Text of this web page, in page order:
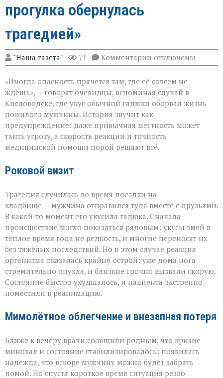
прогулка обернулась
трагедией»
"Наша газета" 71 Комментарии к
записи
укус:
как
обычная
прогулка
обернулась
трагедией»
отключены
«Иногда опасность прячется там, где её совсем не
ждёшь», — говорят очевидцы, вспоминая случай в
Кисловодске, где укус обычной гадюки оборвал жизнь
пожилого мужчины. История звучит как
предупреждение: даже привычная местность может
таить угрозу, а скорость реакции и точность
медицинской помощи порой решают всё.
Роковой визит
Трагедия случилась во время поездки на
кладбище — мужчина отправился туда вместе с друзьями.
В какой‑то момент его укусила гадюка. Сначала
происшествие могло показаться рядовым: укусы змей в
тёплое время года не редкость, и многие переносят их
без тяжёлых последствий. Но в этом случае реакция
организма оказалась крайне острой: уже дома нога
стремительно опухла, и близкие срочно вызвали скорую.
Состояние быстро ухудшалось, и пациента экстренно
поместили в реанимацию.
Мимолётное облегчение и внезапная потеря
Ближе к вечеру врачи сообщили родным, что кризис
миновал и состояние стабилизировалось: появилась
надежда, что вскоре мужчину можно будет забрать
домой. Но спустя короткое время ситуация резко